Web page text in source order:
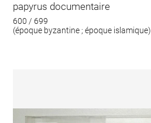
papyrus documentaire
600 / 699
(époque byzantine ; époque islamique)